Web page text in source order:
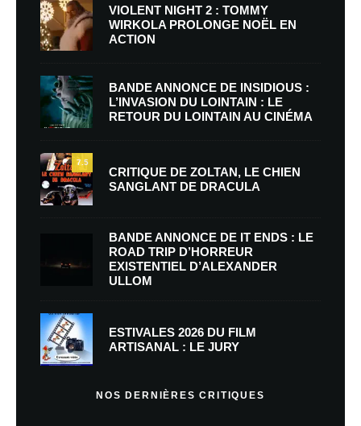
VIOLENT NIGHT 2 : TOMMY
WIRKOLA PROLONGE NOËL EN
ACTION
BANDE ANNONCE DE INSIDIOUS :
L’INVASION DU LOINTAIN : LE
RETOUR DU LOINTAIN AU CINÉMA
7.5
CRITIQUE DE ZOLTAN, LE CHIEN
SANGLANT DE DRACULA
BANDE ANNONCE DE IT ENDS : LE
ROAD TRIP D’HORREUR
EXISTENTIEL D’ALEXANDER
ULLOM
ESTIVALES 2026 DU FILM
ARTISANAL : LE JURY
NOS DERNIÈRES CRITIQUES